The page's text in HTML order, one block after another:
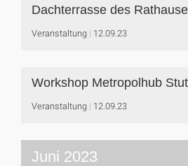
Dachterrasse des
Veranstaltung 12.09.23
Workshop Metropolhub
Veranstaltung 12.09.23
Juni 2023